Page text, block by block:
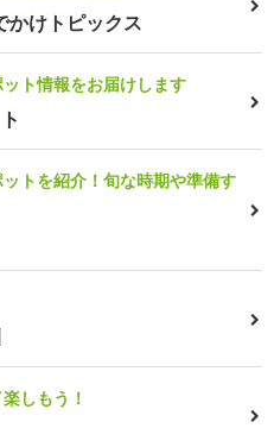
かけトピックス
ト情報をお届けします
トを紹介！旬な時期や準備す
しもう！